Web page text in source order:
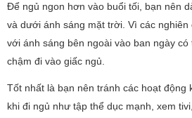
Để ngủ ngon hơn vào buổi tối, bạn nên
và dưới ánh sáng mặt trời. Vì các
với ánh sáng bên ngoài vào ban ngày
chậm đi vào giấc ngủ.
Tốt nhất là bạn nên tránh các hoạt
khi đi ngủ như tập thể dục mạnh, xem